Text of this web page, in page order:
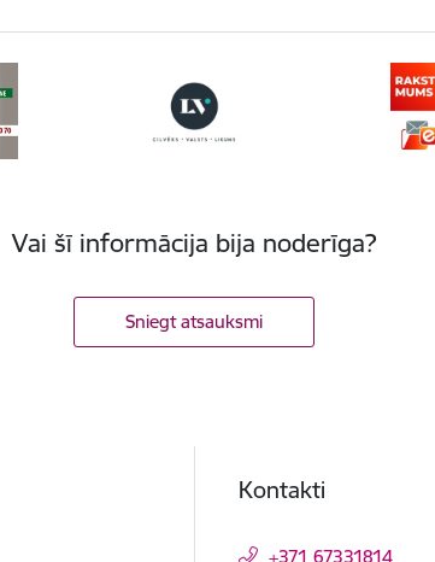
Vai šī informācija bija noderīga?
Sniegt atsauksmi
Kontakti
+371 67331814